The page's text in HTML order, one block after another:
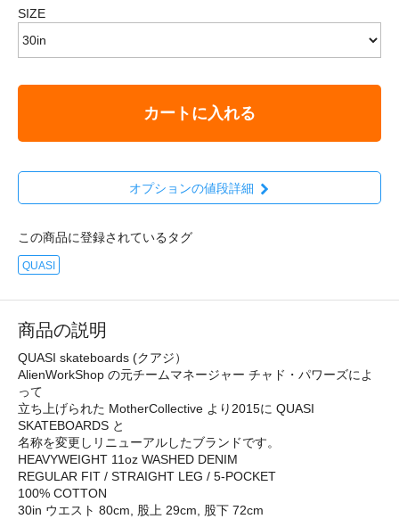
SIZE
カートに入れる
オプションの値段詳細
この商品に登録されているタグ
QUASI
商品の説明
QUASI skateboards (クアジ）
AlienWorkShop の元チームマネージャー チャド・パワーズによ
って
立ち上げられた MotherCollective より2015に QUASI
SKATEBOARDS と
名称を変更しリニューアルしたブランドです。
HEAVYWEIGHT 11oz WASHED DENIM
REGULAR FIT / STRAIGHT LEG / 5-POCKET
100% COTTON
30in ウエスト 80cm, 股上 29cm, 股下 72cm